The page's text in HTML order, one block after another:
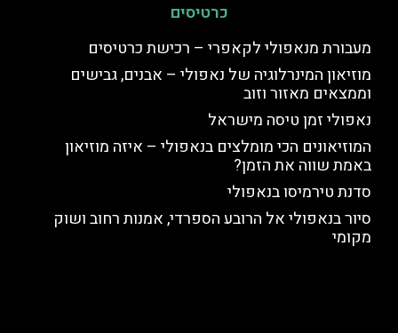
כרטיסים
מעבורת מנאפולי לקאפרי – רכישת כרטיסים
מוזיאון המינרלוגיה של נאפולי – אבנים, גבישים
וממצאים מאזור וזוב
נאפולי זמן טיסה מישראל
המוזיאונים הכי מומלצים בנאפולי – איזה מוזיאון
באמת שווה את הזמן?
סדנת טירמיסו בנאפולי
סיור בנאפולי אל הרובע הספרדי, אמנות רחוב ושוק
מקומי